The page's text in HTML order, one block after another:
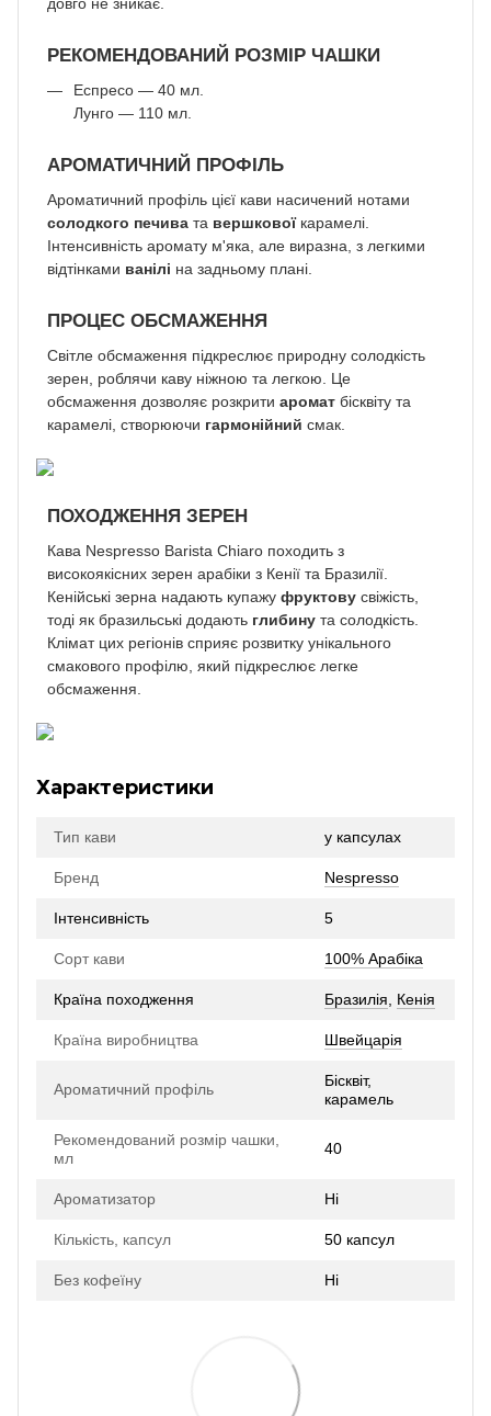
РЕКОМЕНДОВАНИЙ РОЗМІР ЧАШКИ
Еспресо — 40 мл.
Лунго — 110 мл.
АРОМАТИЧНИЙ ПРОФІЛЬ
Ароматичний профіль цієї кави насичений нотами
солодкого печива та вершковоїкарамелі.
Інтенсивність аромату м'яка, але виразна, з легкими
відтінками ванілі на задньому плані.
ПРОЦЕС ОБСМАЖЕННЯ
Світле обсмаження підкреслює природну солодкість
зерен, роблячи каву ніжною та легкою. Це
обсмаження дозволяє розкрити аромат бісквіту та
карамелі, створюючи гармонійний смак.
ПОХОДЖЕННЯ ЗЕРЕН
Кава Nespresso Barista Chiaro походить з
високоякісних зерен арабіки з Кенії та Бразилії.
Кенійські зерна надають купажу фруктову свіжість,
тоді як бразильські додають глибину та солодкість.
Клімат цих регіонів сприяє розвитку унікального
смакового профілю, який підкреслює легке
обсмаження.
Характеристики
Тип кави у капсулах
Бренд Nespresso
Інтенсивність 5
Сорт кави 100% Арабіка
Країна походження Бразилія Кенія
Країна виробництва Швейцарія
Ароматичний профіль
Бісквіт,
карамель
Рекомендований розмір чашки,
мл
40
Ароматизатор Ні
Кількість, капсул 50 капсул
Без кофеїну Ні